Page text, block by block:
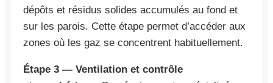
dépôts et résidus solides accumulés au fond et
sur les parois. Cette étape permet d’accéder aux
zones où les gaz se concentrent habituellement.
Étape 3 — Ventilation et contrôle